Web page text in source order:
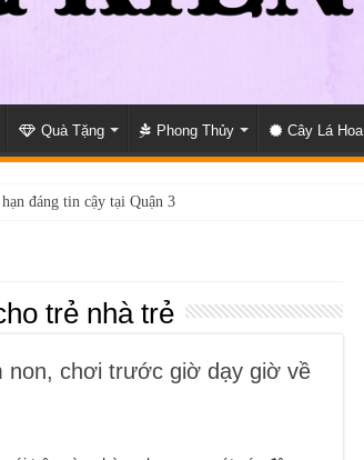
Quà Tặng Phong Thủy Cây Lá Hoa
đáng tin cậy tại Quận 3
trẻ nhà trẻ
non, chơi trước giờ dạy giờ về